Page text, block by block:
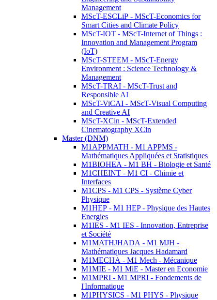
Management
MScT-ESCLiP - MScT-Economics for
Smart Cities and Climate Policy
MScT-IOT - MScT-Internet of Things :
Innovation and Management Program
(IoT)
MScT-STEEM - MScT-Energy
Environment : Science Technology &
Management
MScT-TRAI - MScT-Trust and
Responsible AI
MScT-ViCAI - MScT-Visual Computing
and Creative AI
MScT-XCin - MScT-Extended
Cinematography XCin
Master (DNM)
M1APPMATH - M1 APPMS -
Mathématiques Appliquées et Statistiques
M1BIOHEA - M1 BH - Biologie et Santé
M1CHEINT - M1 CI - Chimie et
Interfaces
M1CPS - M1 CPS - Système Cyber
Physique
M1HEP - M1 HEP - Physique des Hautes
Energies
M1IES - M1 IES - Innovation, Entreprise
et Société
M1MATHJHADA - M1 MJH -
Mathématiques Jacques Hadamard
M1MECHA - M1 Mech - Mécanique
M1MIE - M1 MiE - Master en Economie
M1MPRI - M1 MPRI - Fondements de
l'Informatique
M1PHYSICS - M1 PHYS - Physique